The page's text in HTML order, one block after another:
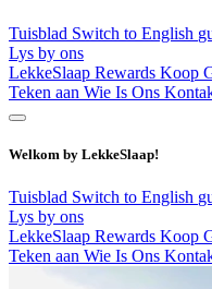
Tuisblad Switch to English
Lys by ons
LekkeSlaap Rewards Koop
Teken aan Wie Is Ons
Welkom by LekkeSlaap!
Tuisblad Switch to English
Lys by ons
LekkeSlaap Rewards Koop
Teken aan Wie Is Ons